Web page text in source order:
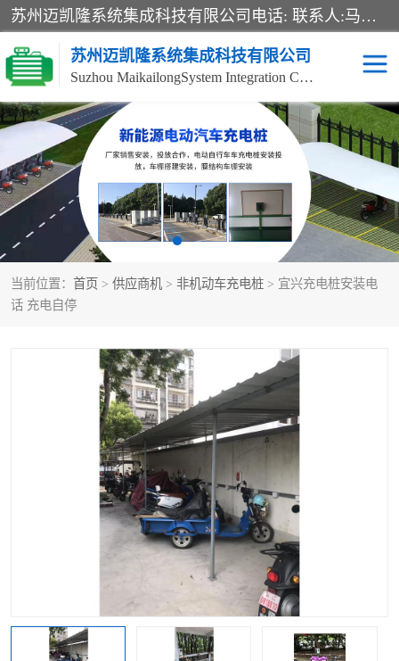
苏州迈凯隆系统集成科技有限公司电话: 联系人:马杰森 销售安装视频监控、报警系统、电话交换机、门禁考勤、巡更系统、呼叫对讲系统、停车场道闸、智能家居、广播系统、综合布线、办公设备、电子商务软件、网络工程、酒店门锁系列 系统集成、VOD视频点播、LED显示屏、节能产品、USP电源、收银机等弱电及智能化项目。
苏州迈凯隆系统集成科技有限公司
Suzhou MaikailongSystem Integration Co., Ltd.
当前位置： 首页 > 供应商机 > 非机动车充电桩 > 宜兴充电桩安装电
话 充电自停
非机动车充电桩 电瓶车充电桩
电动自行车充电桩 两轮电动车充电桩
充电桩